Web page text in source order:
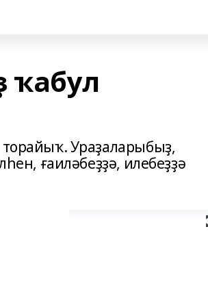
ҡабул
Ураҙаларыбыҙ,
ғаиләбеҙҙә, илебеҙҙә